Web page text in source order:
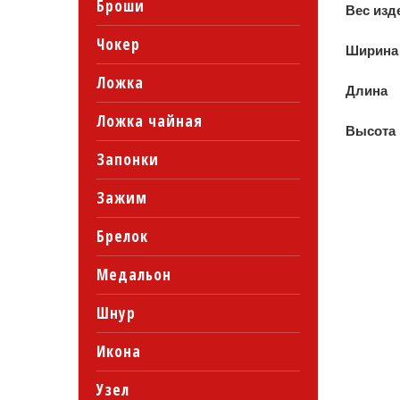
Броши
Чокер
Ложка
Ложка чайная
Запонки
Зажим
Брелок
Медальон
Шнур
Икона
Узел
Вес
Ширина
Длина
Высота